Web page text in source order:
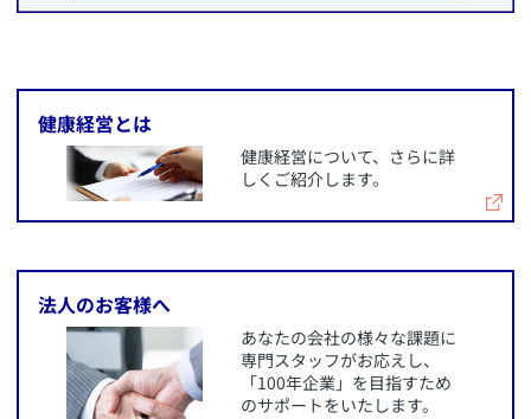
​健康経営とは
​健康経営について、さらに詳
しくご紹介します。
​法人のお客様へ
​あなたの会社の様々な課題に
専門スタッフがお応えし、
「100年企業」を目指すため
のサポートをいたします。